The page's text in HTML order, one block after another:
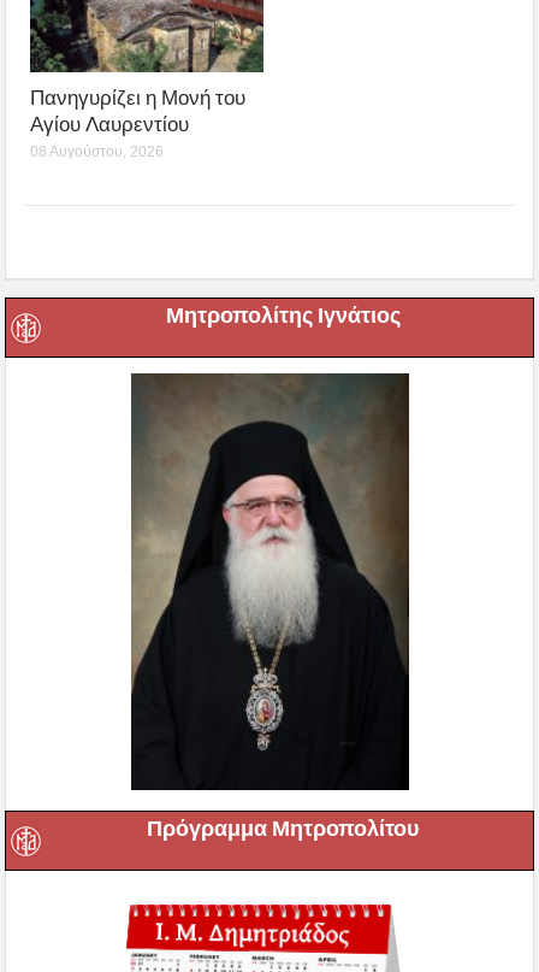
Πανηγυρίζει η Μονή του
Αγίου Λαυρεντίου
08 Αυγούστου, 2026
Μητροπολίτης Ιγνάτιος
Πρόγραμμα Μητροπολίτου